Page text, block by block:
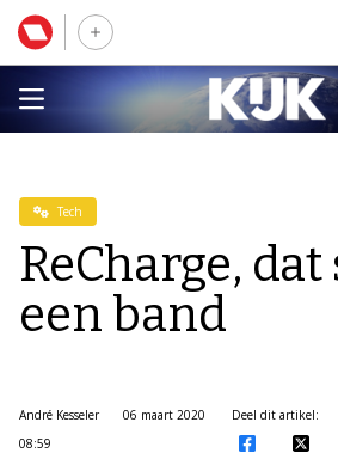
Tech
ReCharge,
een band
André Kesseler
06 maart 2020
08:59
Deel dit artikel: